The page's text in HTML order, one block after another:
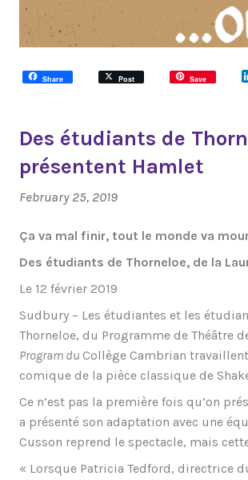
Share Post Save
Des étudiants de
présentent Hamlet
February 25, 2019
Ça va mal finir, tout le monde va
Des étudiants de Thorneloe, de la
Le 12 février 2019
Sudbury – Les étudiantes et les
Thorneloe, du Programme de Théâtre
Program du Collège Cambrian
comique de la pièce classique de
Ce n’est pas la première fois qu’on
a présenté son adaptation avec une
Cusson reprend le spectacle, mais
« Lorsque Patricia Tedford, directrice